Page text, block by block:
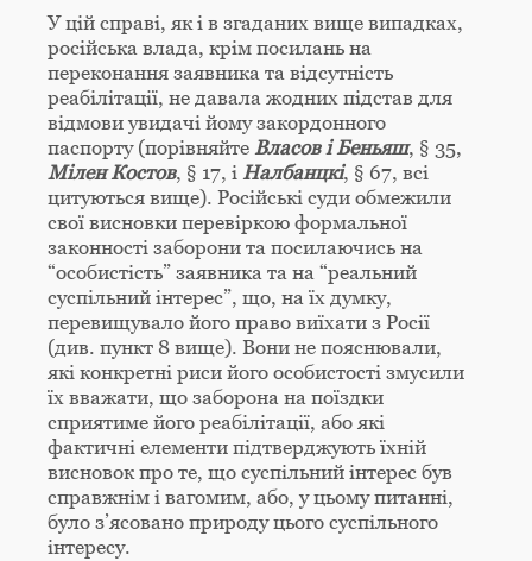
У цій справі, як і в згаданих вище випадках,
російська влада, крім посилань на
переконання заявника та відсутність
реабілітації, не давала жодних підстав для
відмови увидачі йому закордонного
паспорту (порівняйте Власов і Беньяш, § 35,
Мілен Костов, § 17, і Налбанцкі, § 67, всі
цитуються вище). Російські суди обмежили
свої висновки перевіркою формальної
законності заборони та посилаючись на
“особистість” заявника та на “реальний
суспільний інтерес”, що, на їх думку,
перевищувало його право виїхати з Росії
(див. пункт 8 вище). Вони не пояснювали,
які конкретні риси його особистості змусили
їх вважати, що заборона на поїздки
сприятиме його реабілітації, або які
фактичні елементи підтверджують їхній
висновок про те, що суспільний інтерес був
справжнім і вагомим, або, у цьому питанні,
було з’ясовано природу цього суспільного
інтересу.